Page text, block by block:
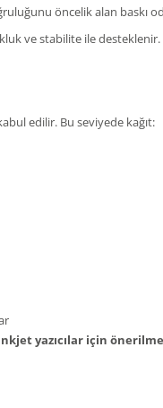
öncelik alan baskı
ve stabilite ile
edilir. Bu seviyede kağıt:
yazıcılar için